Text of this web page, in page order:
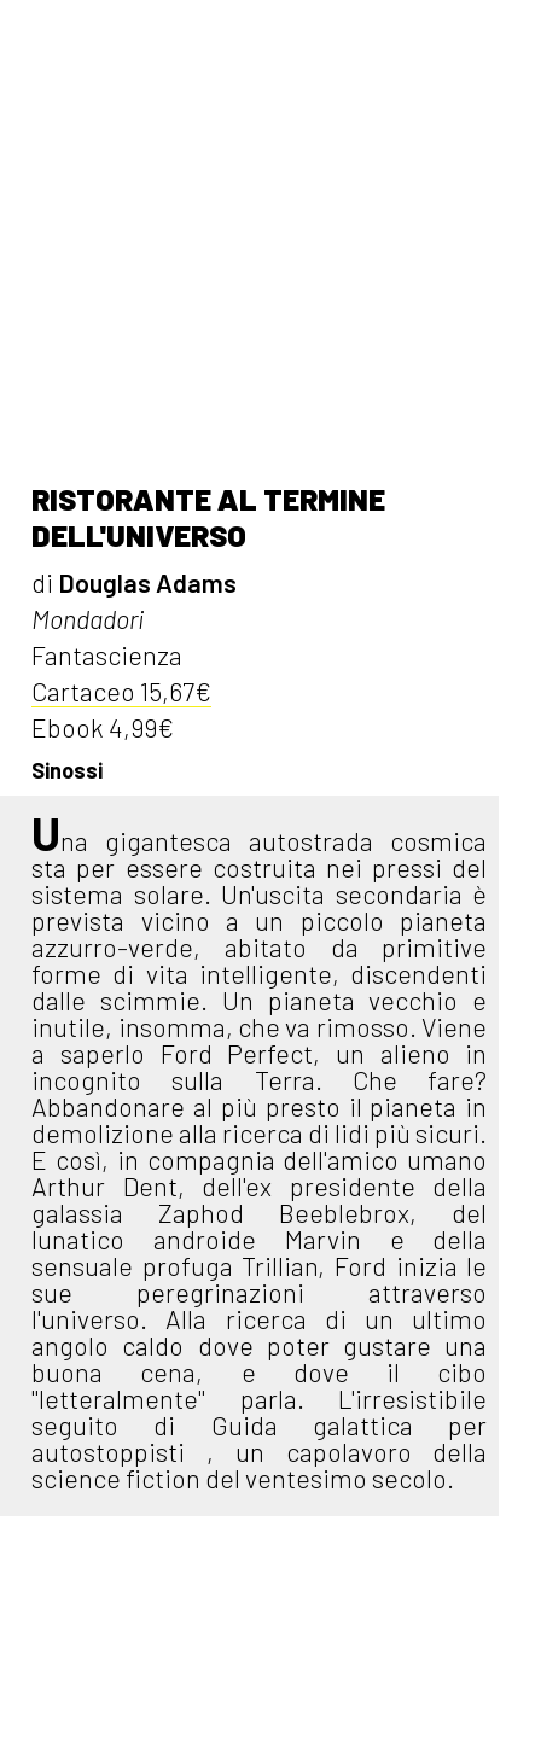
RISTORANTE AL TERMINE
DELL'UNIVERSO
di Douglas Adams
Mondadori
Fantascienza
Cartaceo 15,67€
Ebook 4,99€
Sinossi
Una gigantesca autostrada cosmica
sta per essere costruita nei pressi del
sistema solare. Un'uscita secondaria è
prevista vicino a un piccolo pianeta
azzurro-verde, abitato da primitive
forme di vita intelligente, discendenti
dalle scimmie. Un pianeta vecchio e
inutile, insomma, che va rimosso. Viene
a saperlo Ford Perfect, un alieno in
incognito sulla Terra. Che fare?
Abbandonare al più presto il pianeta in
demolizione alla ricerca di lidi più sicuri.
E così, in compagnia dell'amico umano
Arthur Dent, dell'ex presidente della
galassia Zaphod Beeblebrox, del
lunatico androide Marvin e della
sensuale profuga Trillian, Ford inizia le
sue peregrinazioni attraverso
l'universo. Alla ricerca di un ultimo
angolo caldo dove poter gustare una
buona cena, e dove il cibo
"letteralmente" parla. L'irresistibile
seguito di Guida galattica per
autostoppisti , un capolavoro della
science fiction del ventesimo secolo.